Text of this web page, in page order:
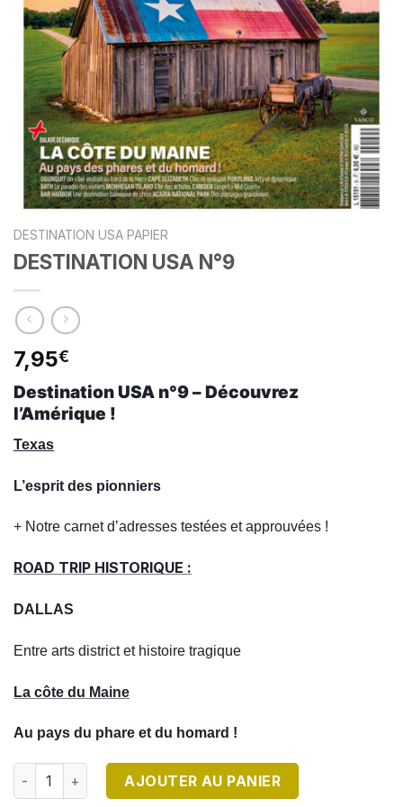
DESTINATION USA PAPIER
DESTINATION USA N°9
7,95€
Destination USA n°9 – Découvrez
l’Amérique !
Texas
L’esprit des pionniers
+ Notre carnet d’adresses testées et approuvées !
ROAD TRIP HISTORIQUE :
DALLAS
Entre arts district et histoire tragique
La côte du Maine
Au pays du phare et du homard !
quantité de DESTINATION USA N°9
AJOUTER AU PANIER